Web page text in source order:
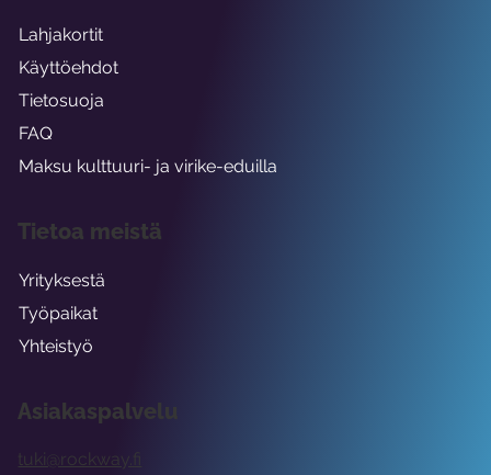
Asiakaspalvelu
tuki@rockway.fi
Lahjakortit
Käyttöehdot
Tietosuoja
FAQ
Maksu kulttuuri- ja virike-eduilla
Tietoa meistä
Yrityksestä
Työpaikat
Yhteistyö